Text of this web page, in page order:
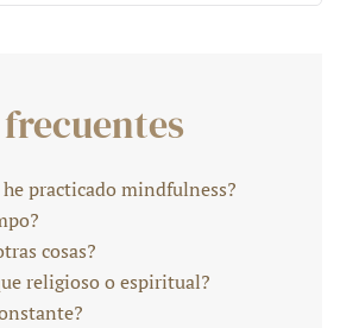
practicado mindfulness?
cosas?
religioso o espiritual?